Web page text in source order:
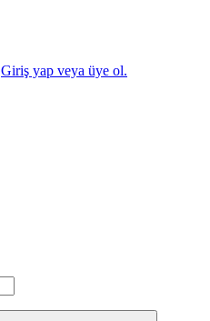
Giriş yap veya üye ol.